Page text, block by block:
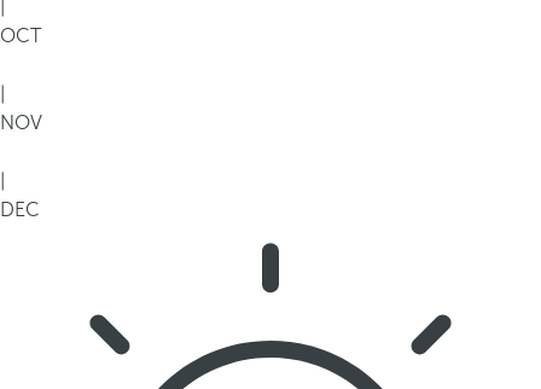
OCT
NOV
DEC